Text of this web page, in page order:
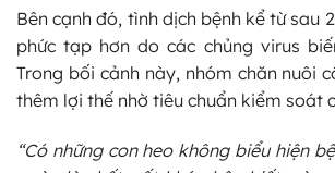
Bên cạnh đó, tình dịch bệnh kể từ sau
phức tạp hơn do các chủng virus
Trong bối cảnh này, nhóm chăn nuôi
thêm lợi thế nhờ tiêu chuẩn kiểm soát
“Có những con heo không biểu hiện